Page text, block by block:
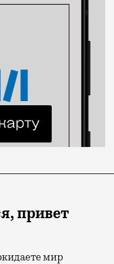
привет
мир